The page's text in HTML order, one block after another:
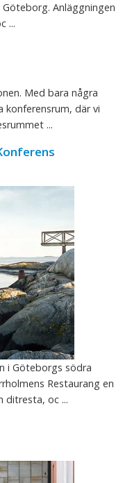
Anläggningen
...
Med bara några
konferensrum, där vi
...
i Göteborgs södra
Restaurang en
ditresta, oc ...